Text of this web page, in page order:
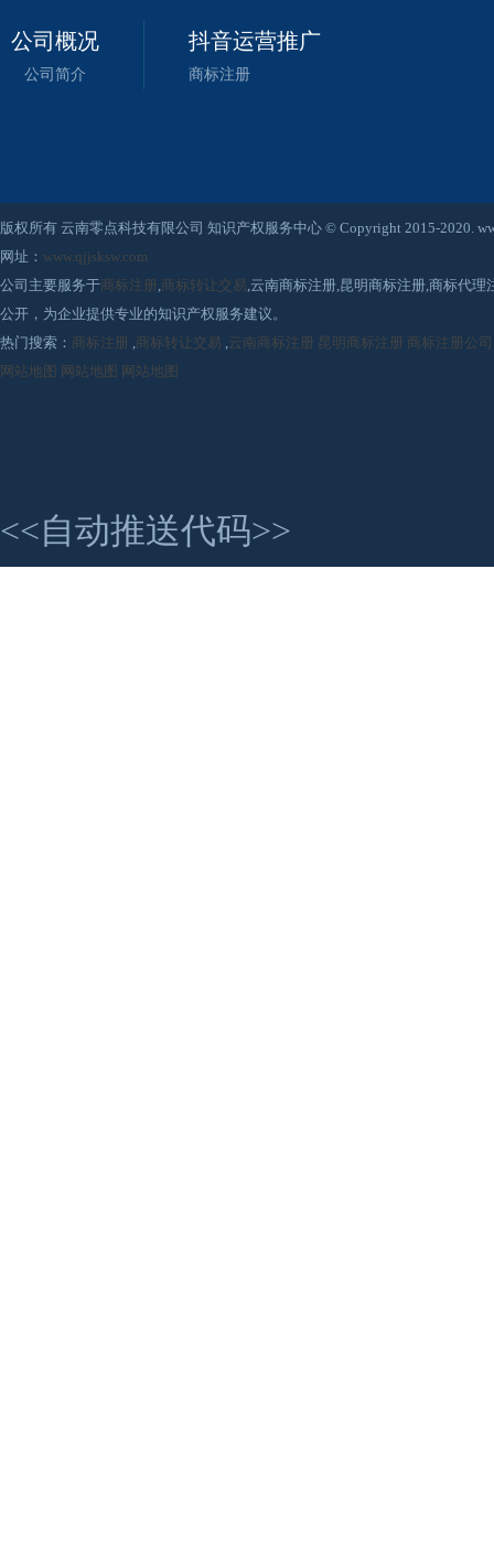
公司概况
公司简介
抖音运营推广
商标注册
版权所有 云南零点科技有限公司 知识产权服务中心 © Copyright 2015-2020.
网址： www.qjjsksw.com
公司主要服务于商标注册 ,商标转让交易,云南商标注册,昆明商标注册,商标代
公开，为企业提供专业的知识产权服务建议。
热门搜索： 商标注册 ,商标转让交易 ,云南商标注册 昆明商标注册
商标注册公司
网站地图 网站地图 网站地图
<<自动推送代码>>